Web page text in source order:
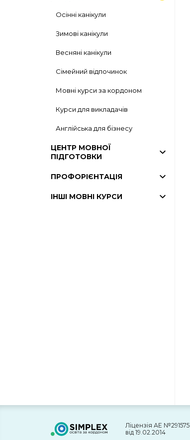
Осінні канікули
Зимові канікули
Весняні канікули
Сімейний відпочинок
Мовні курси за кордоном
Курси для викладачів
Англійська для бізнесу
ЦЕНТР МОВНОЇ
ПІДГОТОВКИ
ПРОФОРІЄНТАЦІЯ
ІНШІ МОВНІ КУРСИ
Ліцензія АЕ №291575
від 19.02.2014